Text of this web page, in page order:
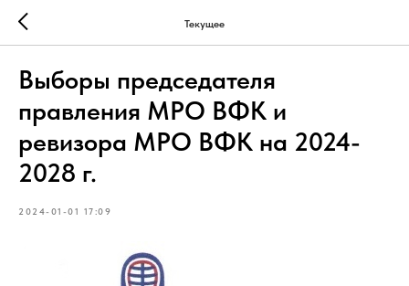
Текущее
Выборы председателя
правления МРО ВФК и
ревизора МРО ВФК на 2024-
2028 г.
2024-01-01 17:09